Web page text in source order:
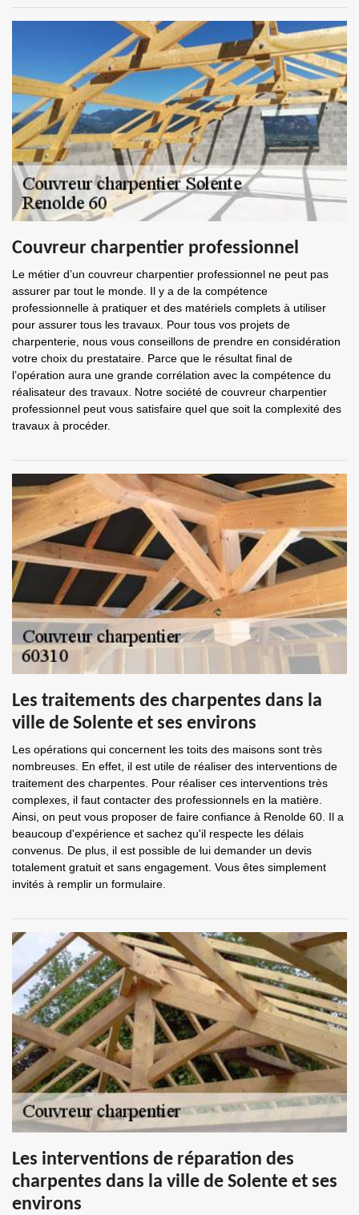
Couvreur charpentier professionnel
Le métier d’un couvreur charpentier professionnel ne peut pas
assurer par tout le monde. Il y a de la compétence
professionnelle à pratiquer et des matériels complets à utiliser
pour assurer tous les travaux. Pour tous vos projets de
charpenterie, nous vous conseillons de prendre en considération
votre choix du prestataire. Parce que le résultat final de
l’opération aura une grande corrélation avec la compétence du
réalisateur des travaux. Notre société de couvreur charpentier
professionnel peut vous satisfaire quel que soit la complexité des
travaux à procéder.
Les traitements des charpentes dans la
ville de Solente et ses environs
Les opérations qui concernent les toits des maisons sont très
nombreuses. En effet, il est utile de réaliser des interventions de
traitement des charpentes. Pour réaliser ces interventions très
complexes, il faut contacter des professionnels en la matière.
Ainsi, on peut vous proposer de faire confiance à Renolde 60. Il a
beaucoup d'expérience et sachez qu'il respecte les délais
convenus. De plus, il est possible de lui demander un devis
totalement gratuit et sans engagement. Vous êtes simplement
invités à remplir un formulaire.
Les interventions de réparation des
charpentes dans la ville de Solente et ses
environs